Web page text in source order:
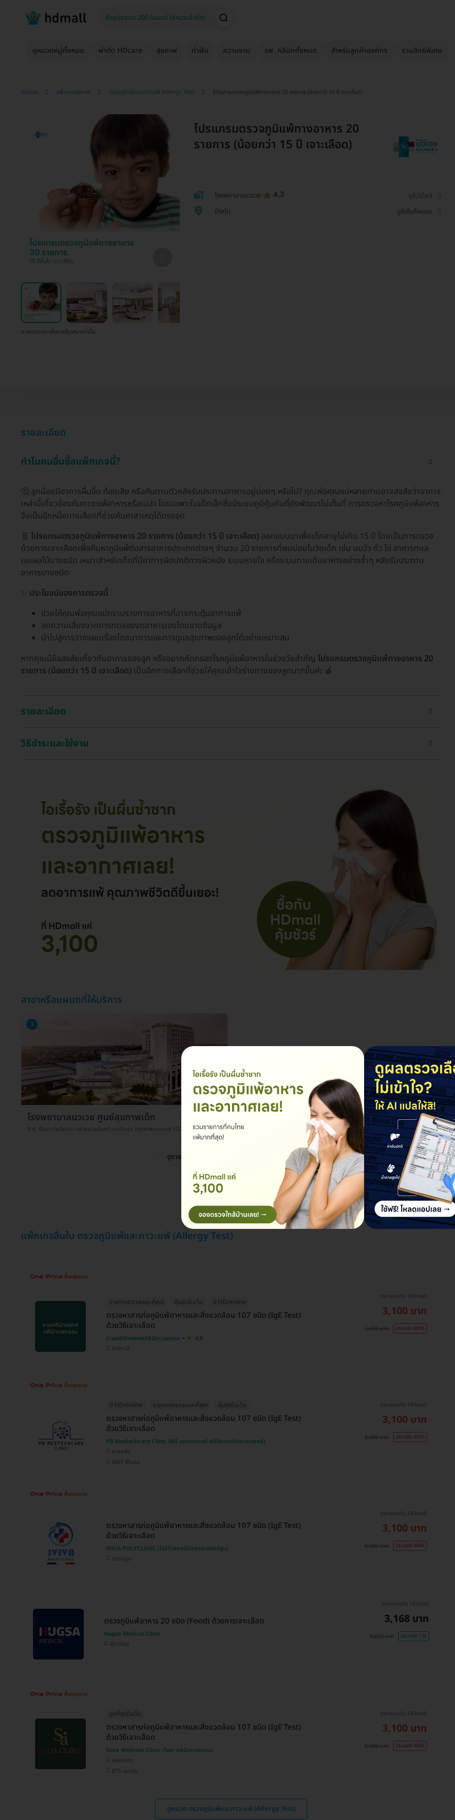
ดูหมวดหมู่ทั้งหมด ผ่าตัด HDcare สุขภาพ ทำฟัน ความงาม รพ. คลินิกทั้งหมด สำหรับลูกค้าองค์กร รวมสิทธิพิเศษ
หน้าแรก แพ็กเกจสุขภาพ ตรวจภูมิแพ้และภาวะแพ้ (Allergy Test) โปรแกรมตรวจภูมิแพ้ทางอาหาร 20 รายการ (น้อยกว่า 15 ปี เจาะเลือด)
ภาพประกอบเพื่อการโฆษณาเท่านั้น
โปรแกรมตรวจภูมิแพ้ทางอาหาร 20
รายการ (น้อยกว่า 15 ปี เจาะเลือด)
โรงพยาบาลนวเวช 4.3
ดูโปรไฟล์
บึงกุ่ม
ดูที่ตั้งทั้งหมด
รายละเอียด
ทำไมคนอื่นซื้อแพ็กเกจนี้?
🤔 ลูกน้อยมีอาการผื่นขึ้น ท้องเสีย หรือคันตามตัวหลังรับประทานอาหารอยู่บ่อยๆ หรือไม่? คุณพ่อคุณแม่หลายท่านอาจสงสัยว่าอาการ
เหล่านี้เกี่ยวข้องกับภาวะแพ้อาหารหรือเปล่า โดยเฉพาะในเด็กเล็กซึ่งมีระบบภูมิคุ้มกันที่ยังพัฒนาไม่เต็มที่ การตรวจหาโรคภูมิแพ้อาหาร
จึงเป็นอีกหนึ่งทางเลือกที่ช่วยค้นหาสาเหตุได้ตรงจุด
🧬 โปรแกรมตรวจภูมิแพ้ทางอาหาร 20 รายการ (น้อยกว่า 15 ปี เจาะเลือด) ออกแบบมาเพื่อเด็กอายุไม่เกิน 15 ปี โดยเป็นการตรวจ
ด้วยการเจาะเลือดเพื่อค้นหาภูมิแพ้ต่อสารอาหารประเภทต่างๆ จำนวน 20 รายการที่พบบ่อยในวัยเด็ก เช่น นมวัว ถั่ว ไข่ อาหารทะเล
และผลไม้บางชนิด เหมาะสำหรับเด็กที่มีอาการผิดปกติทางผิวหนัง ระบบหายใจ หรือระบบทางเดินอาหารอย่างซ้ำๆ หลังรับประทาน
อาหารบางชนิด
ประโยชน์ของการตรวจนี้
ช่วยให้คุณพ่อคุณแม่ทราบรายการอาหารที่อาจกระตุ้นอาการแพ้
ลดความเสี่ยงจากการทดลองงดอาหารเองโดยขาดข้อมูล
นำไปสู่การวางแผนเรื่องโภชนาการและการดูแลสุขภาพของลูกได้อย่างเหมาะสม
หากคุณมีข้อสงสัยเกี่ยวกับอาการของลูก หรืออยากคัดกรองโรคภูมิแพ้อาหารในช่วงวัยสำคัญ โปรแกรมตรวจภูมิแพ้ทางอาหาร 20
รายการ (น้อยกว่า 15 ปี เจาะเลือด) เป็นอีกทางเลือกที่ช่วยให้คุณเข้าใจร่างกายของลูกมากขึ้นค่ะ 🍎
รายละเอียด
วิธีชำระและใช้งาน
สาขาหรือแผนกที่ให้บริการ
1
โรงพยาบาลนวเวช ศูนย์สุขภาพเด็ก
9 ถ. รัชดา-รามอินทรา แขวงนวลจันทร์ เขตบึงกุ่ม กรุงเทพมหานคร 10230
ดูรายละเอียด
แพ็กเกจอื่นใน ตรวจภูมิแพ้และภาวะแพ้ (Allergy Test)
รายการตรวจเยอะที่สุด! คุ้มสุดในเว็บ มี HDreview
ตรวจหาสารก่อภูมิแพ้อาหารและสิ่งแวดล้อม 107 ชนิด (IgE Test)
ด้วยวิธีเจาะเลือด
รามคลินิกแพทย์คลินิกเวชกรรม
4.9
บางกะปิ
ราคาจองกับ HDmall
3,100 บาท
6,000 บาท ประหยัด 48%
มี HDreview รายการตรวจเยอะที่สุด! คุ้มสุดในเว็บ
ตรวจหาสารก่อภูมิแพ้อาหารและสิ่งแวดล้อม 107 ชนิด (IgE Test)
ด้วยวิธีเจาะเลือด
PB Medtechcare Clinic (พีบี เมดเทคแคร์ คลินิกเทคนิคการแพทย์)
บางพลัด
MRT สิรินธร
ราคาจองกับ HDmall
3,100 บาท
6,000 บาท ประหยัด 48%
ตรวจหาสารก่อภูมิแพ้อาหารและสิ่งแวดล้อม 107 ชนิด (IgE Test)
ด้วยวิธีเจาะเลือด
IVIVA POLYCLINIC (ไอวีว่าสหคลินิกสาขานครปฐม)
นครปฐม
ราคาจองกับ HDmall
3,100 บาท
6,000 บาท ประหยัด 48%
ตรวจภูมิแพ้อาหาร 20 ชนิด (Food) ด้วยการเจาะเลือด
Hugsa Medical Clinic
เชียงใหม่
ราคาจองกับ HDmall
3,168 บาท
3,200 บาท ประหยัด 1%
ถูกที่สุดในเว็บ
ตรวจหาสารก่อภูมิแพ้อาหารและสิ่งแวดล้อม 107 ชนิด (IgE Test)
ด้วยวิธีเจาะเลือด
Seoa Wellness Clinic (โซอา คลินิกเวชกรรม)
คลองเตย
BTS เอกมัย
ราคาจองกับ HDmall
3,100 บาท
6,000 บาท ประหยัด 48%
ดูหมวด ตรวจภูมิแพ้และภาวะแพ้ (Allergy Test)